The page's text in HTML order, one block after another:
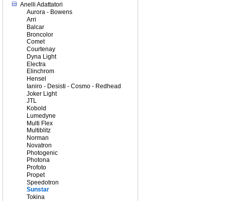
Anelli Adattatori
Aurora - Bowens
Arri
Balcar
Broncolor
Comet
Courtenay
Dyna Light
Electra
Elinchrom
Hensel
Ianiro - Desisti - Cosmo - Redhead
Joker Light
JTL
Kobold
Lumedyne
Multi Flex
Multiblitz
Norman
Novatron
Photogenic
Photona
Profoto
Propet
Speedotron
Sunstar
Tokina